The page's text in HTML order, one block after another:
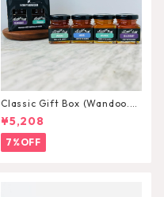
Classic Gift Box (Wandoo.M
arri.Jarrah.Blackbutt) 75g×
4
¥5,208
7%OFF